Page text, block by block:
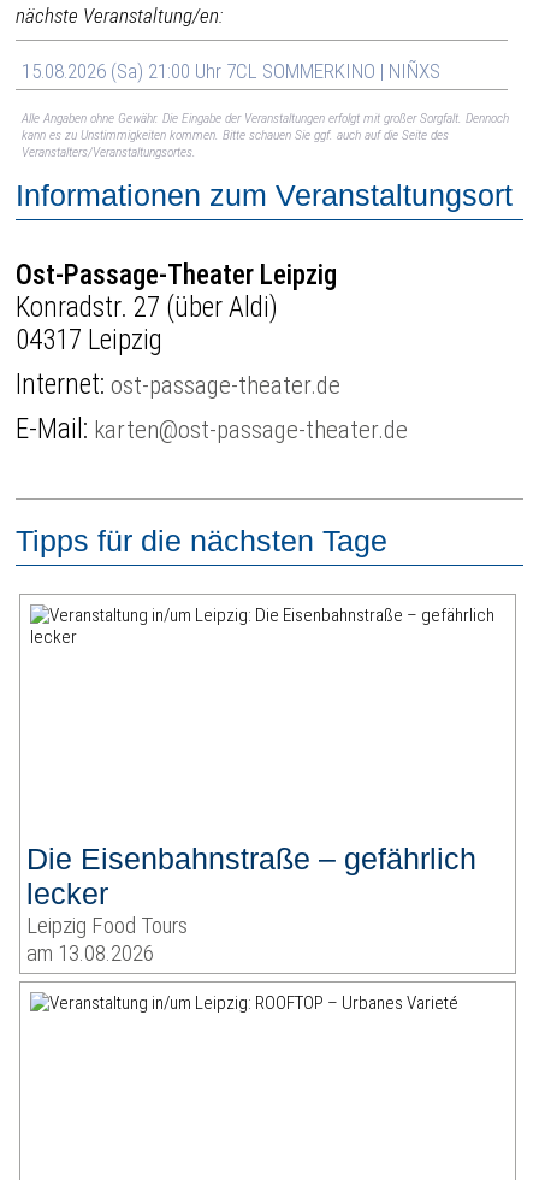
nächste Veranstaltung/en:
15.08.2026 (Sa) 21:00 Uhr 7CL SOMMERKINO | NIÑXS
Alle Angaben ohne Gewähr. Die Eingabe der Veranstaltungen erfolgt mit großer Sorgfalt. Dennoch
kann es zu Unstimmigkeiten kommen. Bitte schauen Sie ggf. auch auf die Seite des
Veranstalters/Veranstaltungsortes.
Informationen zum Veranstaltungsort
Ost-Passage-Theater Leipzig
Konradstr. 27 (über Aldi)
04317 Leipzig
Internet:ost-passage-theater.de
E-Mail: karten@ost-passage-theater.de
Tipps für die nächsten Tage
Die Eisenbahnstraße – gefährlich
lecker
Leipzig Food Tours
am 13.08.2026